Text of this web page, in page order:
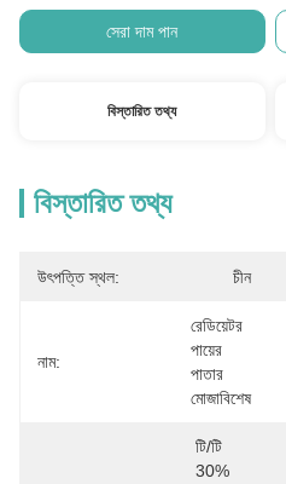
সেরা দাম পান
বিস্তারিত তথ্য
বিস্তারিত তথ্য
উৎপত্তি স্থল: চীন
নাম:
রেডিয়েটর
পায়ের
পাতার
মোজাবিশেষ
টি/টি
30%